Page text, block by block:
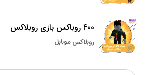
400 روباکس بازی روبلاکس
روبلاکس موبایل